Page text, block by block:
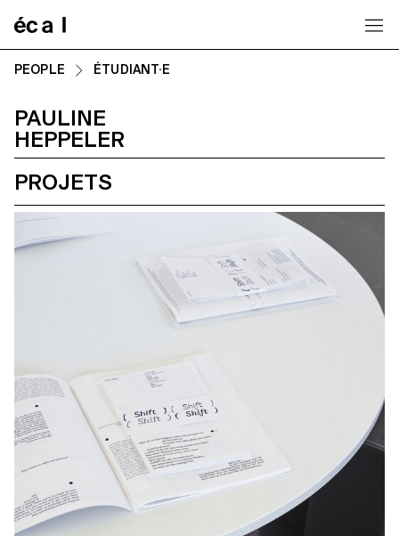
PEOPLE ÉTUDIANT·E
PAULINE
HEPPELER
PROJETS